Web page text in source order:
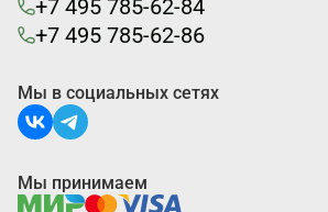
+7 495 785-62-84
+7 495 785-62-86
Мы в социальных сетях
Мы принимаем